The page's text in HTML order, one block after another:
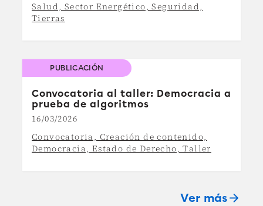
Salud, Sector Energético, Seguridad,
Tierras
PUBLICACIÓN
Convocatoria al taller: Democracia a
prueba de algoritmos
16/03/2026
Convocatoria, Creación de contenido,
Democracia, Estado de Derecho, Taller
Ver másarrow_forward